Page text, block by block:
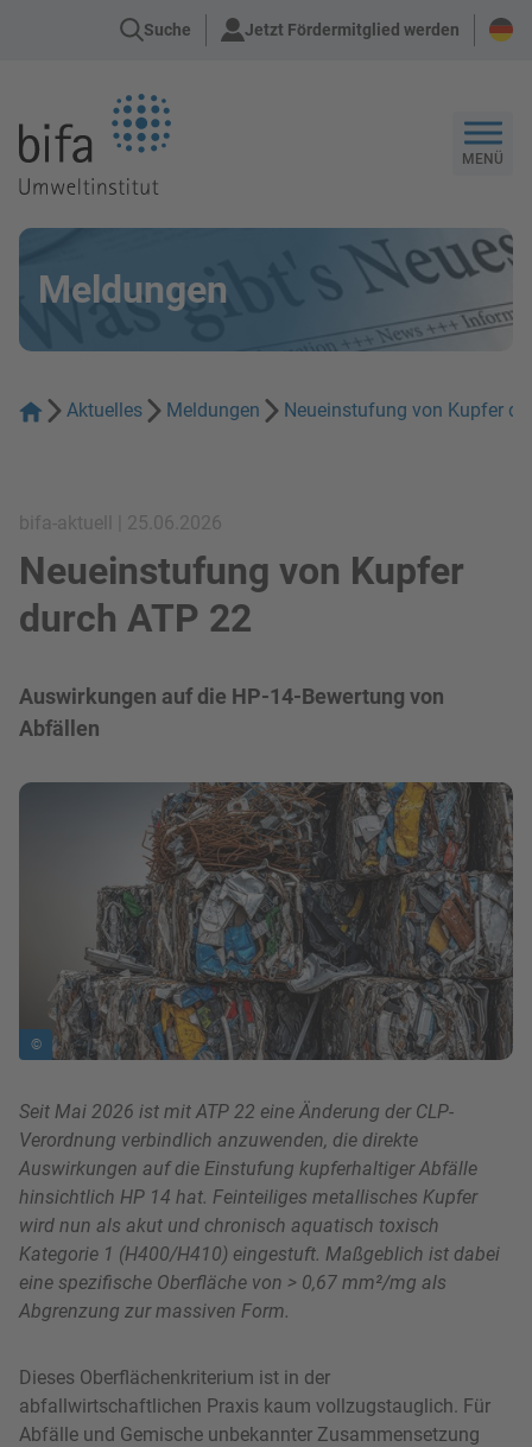
Suche Jetzt Fördermitglied werden
MENÜ
Meldungen
Aktuelles Meldungen Neueinstufung von Kupfer
bifa-aktuell | 25.06.2026
Neueinstufung von Kupfer
durch ATP 22
Auswirkungen auf die HP-14-Bewertung von
Abfällen
Bild in Lightbox zeigen
©
Seit Mai 2026 ist mit ATP 22 eine Änderung der CLP-
Verordnung verbindlich anzuwenden, die direkte
Auswirkungen auf die Einstufung kupferhaltiger Abfälle
hinsichtlich HP 14 hat. Feinteiliges metallisches Kupfer
wird nun als akut und chronisch aquatisch toxisch
Kategorie 1 (H400/H410) eingestuft. Maßgeblich ist dabei
eine spezifische Oberfläche von > 0,67 mm²/mg als
Abgrenzung zur massiven Form.
Dieses Oberflächenkriterium ist in der
abfallwirtschaftlichen Praxis kaum vollzugstauglich. Für
Abfälle und Gemische unbekannter Zusammensetzung